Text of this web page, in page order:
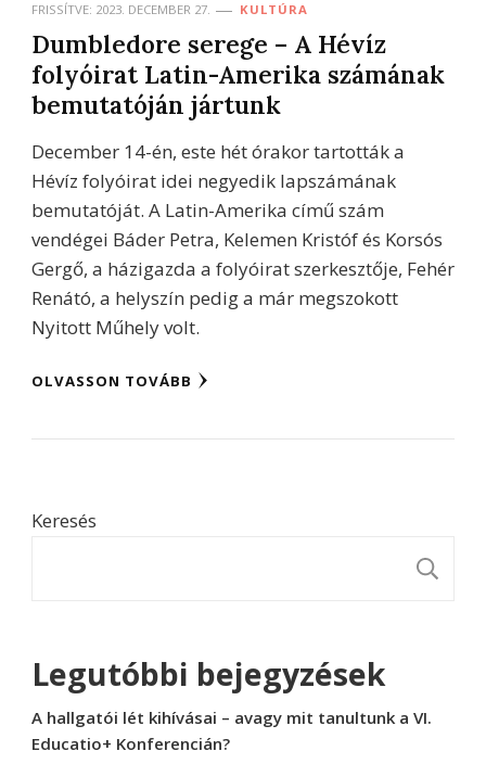
FRISSÍTVE: 2023. DECEMBER 27. KULTÚRA
Dumbledore serege – A Hévíz
folyóirat Latin-Amerika számának
bemutatóján jártunk
December 14-én, este hét órakor tartották a
Hévíz folyóirat idei negyedik lapszámának
bemutatóját. A Latin-Amerika című szám
vendégei Báder Petra, Kelemen Kristóf és Korsós
Gergő, a házigazda a folyóirat szerkesztője, Fehér
Renátó, a helyszín pedig a már megszokott
Nyitott Műhely volt.
OLVASSON TOVÁBB
Keresés
Legutóbbi bejegyzések
A hallgatói lét kihívásai – avagy mit tanultunk a VI.
Educatio+ Konferencián?